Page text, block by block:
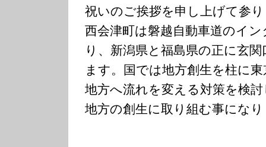
祝いのご挨拶を申し上げて参
西会津町は磐越自動車道のイ
り、新潟県と福島県の正に玄
ます。国では地方創生を柱に
地方へ流れを変える対策を検
地方の創生に取り組む事にな